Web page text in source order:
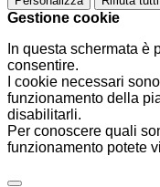
Gestione cookie
In questa schermata
consentire.
I cookie necessari
funzionamento della
disabilitarli.
Per conoscere quali
funzionamento potete